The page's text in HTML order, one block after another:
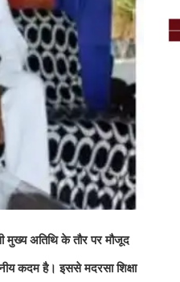
मुख्य अतिथि के तौर पर मौजूद
कदम है। इससे मदरसा शिक्षा